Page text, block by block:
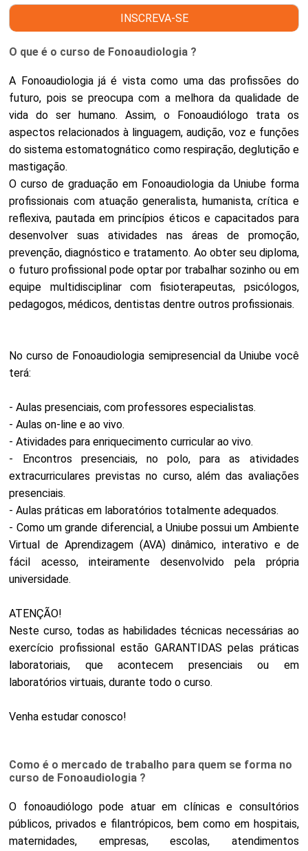
INSCREVA-SE
O que é o curso de Fonoaudiologia ?
A Fonoaudiologia já é vista como uma das profissões do
futuro, pois se preocupa com a melhora da qualidade de
vida do ser humano. Assim, o Fonoaudiólogo trata os
aspectos relacionados à linguagem, audição, voz e funções
do sistema estomatognático como respiração, deglutição e
mastigação.
O curso de graduação em Fonoaudiologia da Uniube forma
profissionais com atuação generalista, humanista, crítica e
reflexiva, pautada em princípios éticos e capacitados para
desenvolver suas atividades nas áreas de promoção,
prevenção, diagnóstico e tratamento. Ao obter seu diploma,
o futuro profissional pode optar por trabalhar sozinho ou em
equipe multidisciplinar com fisioterapeutas, psicólogos,
pedagogos, médicos, dentistas dentre outros profissionais.
No curso de Fonoaudiologia semipresencial da Uniube você
terá:
- Aulas presenciais, com professores especialistas.
- Aulas on-line e ao vivo.
- Atividades para enriquecimento curricular ao vivo.
- Encontros presenciais, no polo, para as atividades
extracurriculares previstas no curso, além das avaliações
presenciais.
- Aulas práticas em laboratórios totalmente adequados.
- Como um grande diferencial, a Uniube possui um Ambiente
Virtual de Aprendizagem (AVA) dinâmico, interativo e de
fácil acesso, inteiramente desenvolvido pela própria
universidade.
ATENÇÃO!
Neste curso, todas as habilidades técnicas necessárias ao
exercício profissional estão GARANTIDAS pelas práticas
laboratoriais, que acontecem presenciais ou em
laboratórios virtuais, durante todo o curso.
Venha estudar conosco!
Como é o mercado de trabalho para quem se forma no
curso de Fonoaudiologia ?
O fonoaudiólogo pode atuar em clínicas e consultórios
públicos, privados e filantrópicos, bem como em hospitais,
maternidades, empresas, escolas, atendimentos